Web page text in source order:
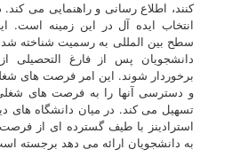
کنند، اطلاع رسانی و راهنمایی می کند.
انتخاب ایده آل در این زمینه است.
سطح بین المللی به رسمیت شناخته
دانشجویان پس از فارغ التحصیلی
برخوردار شوند. این امر فرصت های
و دسترسی آنها را به فرصت های
تسهیل می کند. در میان دانشگاه های
استرادینز با طیف گسترده ای از
به دانشجویان ارائه می دهد برجسته